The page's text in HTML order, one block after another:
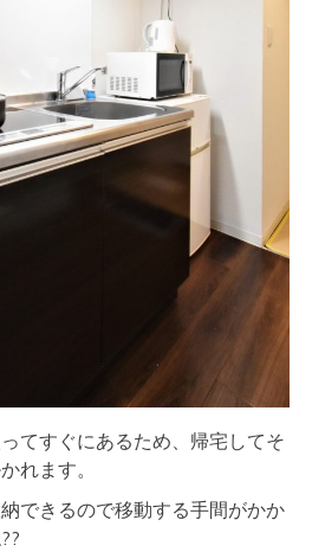
てすぐにあるため、帰宅してそ
れます。
できるので移動する手間がかか